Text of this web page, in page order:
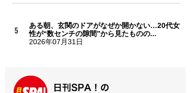
ある朝、玄関のドアがなぜか開かない…20代女
性が“数センチの隙間”から見たものの...
2026年07月31日